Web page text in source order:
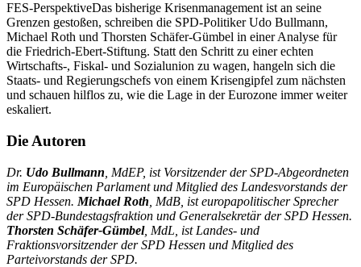
FES-PerspektiveDas bisherige Krisenmanagement ist an seine
Grenzen gestoßen, schreiben die SPD-Politiker Udo Bullmann,
Michael Roth und Thorsten Schäfer-Gümbel in einer Analyse für
die Friedrich-Ebert-Stiftung. Statt den Schritt zu einer echten
Wirtschafts-, Fiskal- und Sozialunion zu wagen, hangeln sich die
Staats- und Regierungschefs von einem Krisengipfel zum nächsten
und schauen hilflos zu, wie die Lage in der Eurozone immer weiter
eskaliert.
Die Autoren
Dr. Udo Bullmann , MdEP, ist Vorsitzender der SPD-Abgeordneten
im Europäischen Parlament und Mitglied des Landesvorstands der
SPD Hessen. Michael Roth , MdB, ist europapolitischer Sprecher
der SPD-Bundestagsfraktion und Generalsekretär der SPD Hessen.
Thorsten Schäfer-Gümbel, MdL, ist Landes- und
Fraktionsvorsitzender der SPD Hessen und Mitglied des
Parteivorstands der SPD.